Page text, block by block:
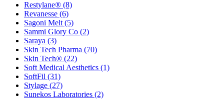
Restylane® (8)
Revanesse (6)
Sagoni Melt (5)
Sammi Glory Co (2)
Saraya (3)
Skin Tech Pharma (70)
Skin Tech® (22)
Soft Medical Aesthetics (1)
SoftFil (31)
Stylage (27)
Sunekos Laboratories (2)